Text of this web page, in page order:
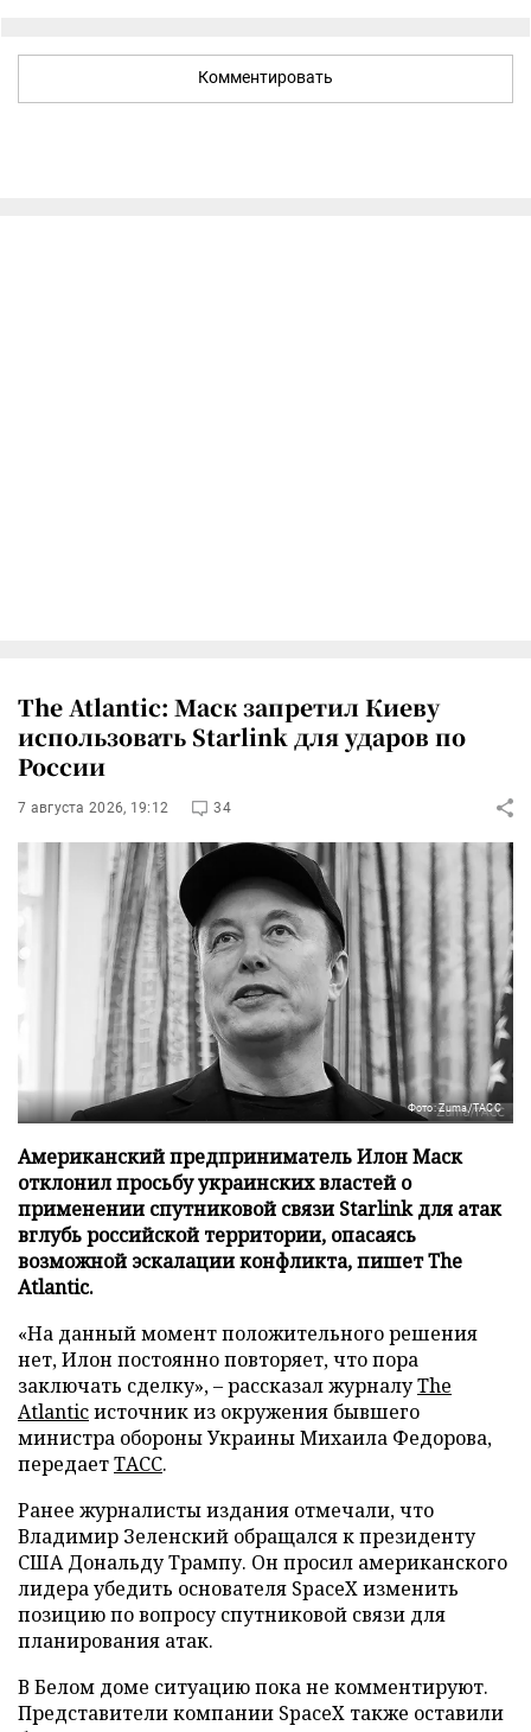
Комментировать
The Atlantic: Маск запретил Киеву
использовать Starlink для ударов по
России
7 августа 2026, 19:12 34
Фото: Zuma/ТАСС
Американский предприниматель Илон Маск
отклонил просьбу украинских властей о
применении спутниковой связи Starlink для атак
вглубь российской территории, опасаясь
возможной эскалации конфликта, пишет The
Atlantic.
«На данный момент положительного решения
нет, Илон постоянно повторяет, что пора
заключать сделку», – рассказал журналуThe
Atlanticисточник из окружения бывшего
министра обороны Украины Михаила Федорова,
передаетТАСС.
Ранее журналисты издания отмечали, что
Владимир Зеленский обращался к президенту
США Дональду Трампу. Он просил американского
лидера убедить основателя SpaceX изменить
позицию по вопросу спутниковой связи для
планирования атак.
В Белом доме ситуацию пока не комментируют.
Представители компании SpaceX также оставили